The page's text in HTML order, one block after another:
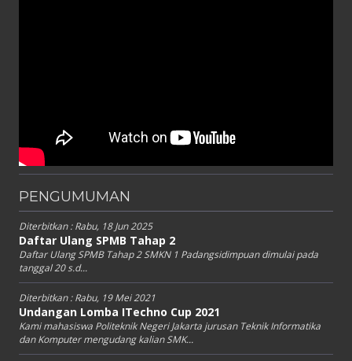
PENGUMUMAN
Diterbitkan :Rabu, 18 Jun 2025
Daftar Ulang SPMB Tahap 2
Daftar Ulang SPMB Tahap 2 SMKN 1 Padangsidimpuan dimulai pada
tanggal 20 s.d...
Diterbitkan :Rabu, 19 Mei 2021
Undangan Lomba ITechno Cup 2021
Kami mahasiswa Politeknik Negeri Jakarta jurusan Teknik Informatika
dan Komputer mengudang kalian SMK...